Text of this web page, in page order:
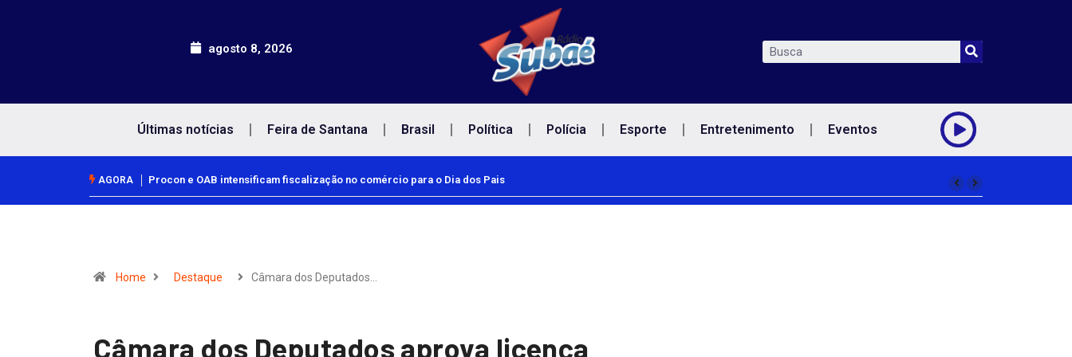
agosto 8, 2026
Últimas notícias Feira de Santana Brasil Política Polícia Esporte Entretenimento Eventos
AGORA Procon e OAB intensificam fiscalização no comércio para o Dia dos Pais
Home Destaque Câmara dos Deputados…
Câmara dos Deputados aprova licença